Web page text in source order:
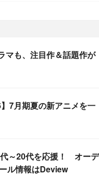
マも、注目作＆話題作が
】7月期夏の新アニメを一
～20代を応援！ オーデ
ル情報はDeview